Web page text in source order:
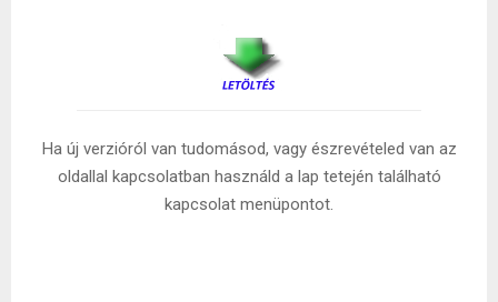
Ha új verzióról van tudomásod, vagy észrevételed van az
oldallal kapcsolatban használd a lap tetején található
kapcsolat menüpontot.